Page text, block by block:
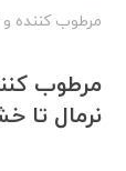
مرطوب کننده
مرطوب
نرمال تا